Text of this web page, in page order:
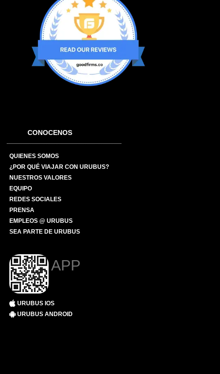
CONOCENOS
QUIENES SOMOS
¿POR QUÉ VIAJAR CON URUBUS?
NUESTROS VALORES
EQUIPO
REDES SOCIALES
PRENSA
EMPLEOS @ URUBUS
SEA PARTE DE URUBUS
APP
URUBUS IOS
URUBUS ANDROID